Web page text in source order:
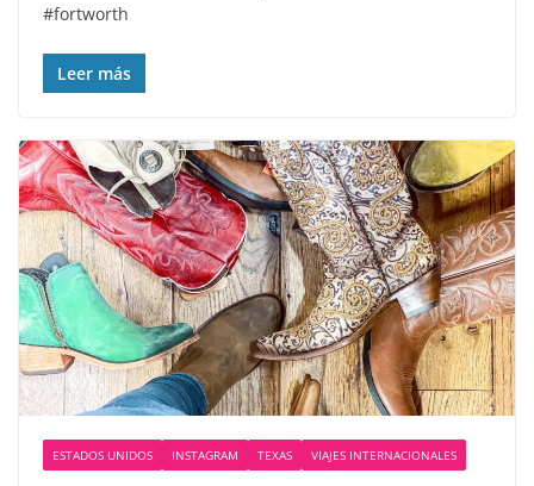
#fortworth
Leer más
ESTADOS UNIDOS INSTAGRAM TEXAS VIAJES INTERNACIONALES